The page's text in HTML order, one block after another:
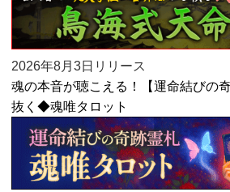
2026年8月3日リリース
魂の本音が聴こえる！【運命結びの
抜く◆魂唯タロット